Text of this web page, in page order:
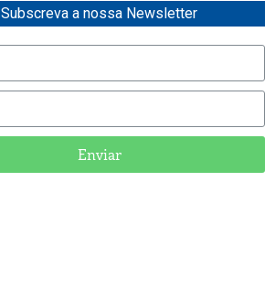
Subscreva a nossa Newsletter
Enviar